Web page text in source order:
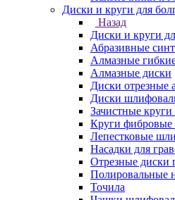
Диски и круги для
Назад
Диски и круги
Абразивные
Алмазные
Алмазные диски
Диски отрезные
Диски
Зачистные круги
Круги
Лепестковые
Насадки для
Отрезные диски
Полировальные
Точила